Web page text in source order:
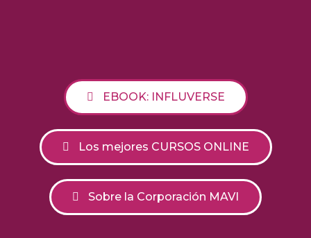
EBOOK: INFLUVERSE
Los mejores CURSOS ONLINE
Sobre la Corporación MAVI